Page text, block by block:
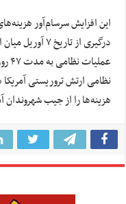
این افزایش سرسام‌آور
درگیری از
نظامی ارتش تروریستی
هزینه‌ها را از جیب